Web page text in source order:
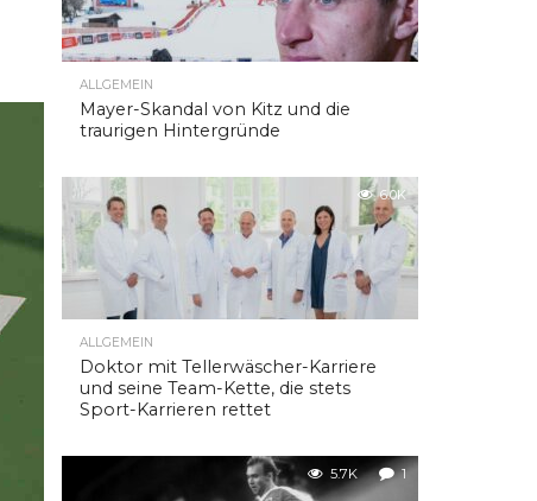
ALLGEMEIN
Mayer-Skandal von Kitz und die
traurigen Hintergründe
6.0K
ALLGEMEIN
Doktor mit Tellerwäscher-Karriere
und seine Team-Kette, die stets
Sport-Karrieren rettet
5.7K 1